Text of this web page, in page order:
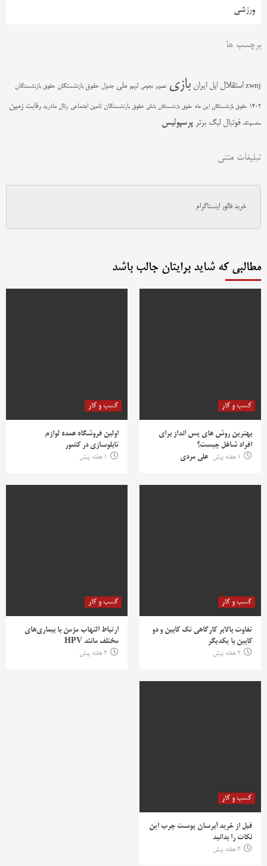
ورزشی
برچسب ها
zwnj استقلال اپل ایران بازی تصویر نجومی تیم ملی جدول حقوق بازنشستگان حقوق بازنشستگان
1402 حقوق بازنشستگان این ماه حقوق بازنشستگان بانکی حقوق بازنشستگان تامین اجتماعی رئال مادرید رقابت زمین
سامسونگ فوتبال لیگ برتر پرسپولیس
تبلیغات متنی
خرید فالور اینستاگرام
مطالبی که شاید برایتان جالب باشد
کسب و کار
بهترین روش‌ های پس‌ انداز برای
افراد شاغل چیست؟
1 هفته پیش
علی مردی
کسب و کار
اولین فروشگاه عمده لوازم
تابلوسازی در کشور
1 هفته پیش
کسب و کار
تفاوت بالابر کارگاهی تک کابین و دو
کابین با یکدیگر
2 هفته پیش
کسب و کار
ارتباط التهاب مزمن با بیماری‌های
مختلف مانند HPV
2 هفته پیش
کسب و کار
قبل از خرید آبرسان پوست چرب این
نکات را بدانید
2 هفته پیش